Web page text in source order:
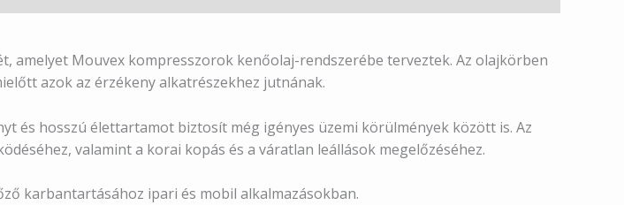
amelyet Mouvex kompresszorok kenőolaj-rendszerébe terveztek. Az olajkörben
azok az érzékeny alkatrészekhez jutnának.
és hosszú élettartamot biztosít még igényes üzemi körülmények között is. Az
valamint a korai kopás és a váratlan leállások megelőzéséhez.
karbantartásához ipari és mobil alkalmazásokban.